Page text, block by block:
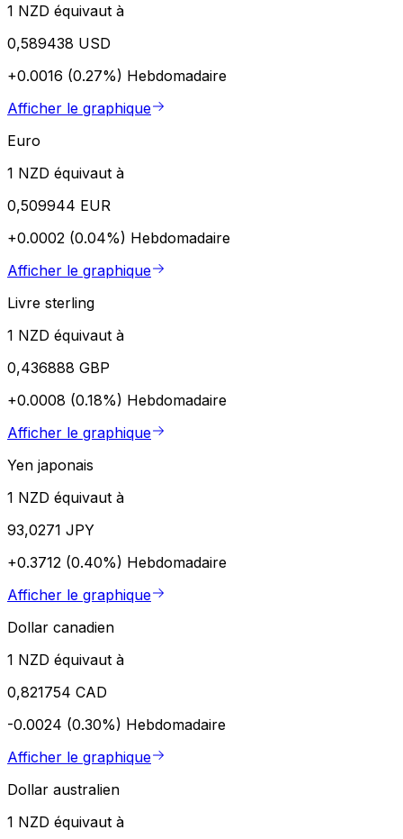
1 NZD équivaut à
0,589438 USD
+0.0016 (0.27%) Hebdomadaire
Afficher le graphique
Euro
1 NZD équivaut à
0,509944 EUR
+0.0002 (0.04%) Hebdomadaire
Afficher le graphique
Livre sterling
1 NZD équivaut à
0,436888 GBP
+0.0008 (0.18%) Hebdomadaire
Afficher le graphique
Yen japonais
1 NZD équivaut à
93,0271 JPY
+0.3712 (0.40%) Hebdomadaire
Afficher le graphique
Dollar canadien
1 NZD équivaut à
0,821754 CAD
-0.0024 (0.30%) Hebdomadaire
Afficher le graphique
Dollar australien
1 NZD équivaut à